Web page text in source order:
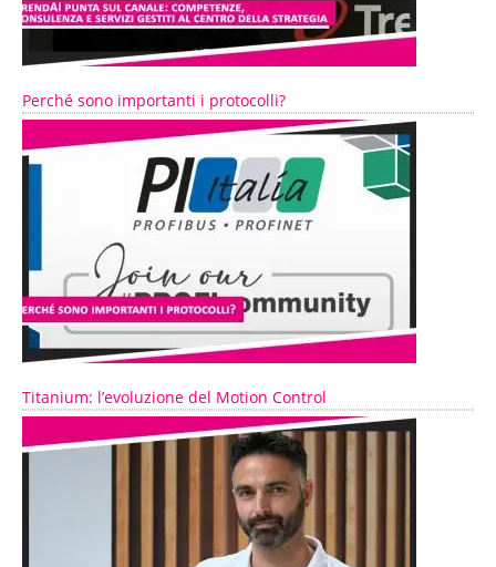
Perché sono importanti i protocolli?
Titanium: l’evoluzione del Motion Control